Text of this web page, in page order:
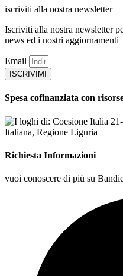
iscriviti alla nostra newsletter
Iscriviti alla nostra newsletter
news ed i nostri aggiornamenti
Email
ISCRIVIMI
Spesa cofinanziata con
Richiesta Informazioni
vuoi conoscere di più su